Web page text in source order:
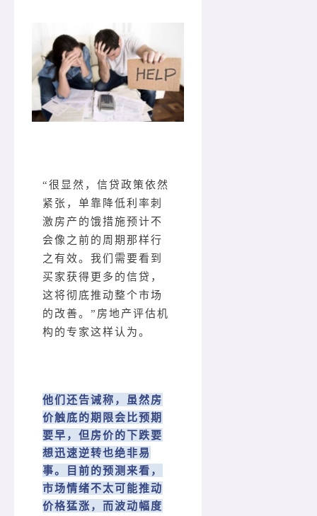
“很显然，信贷政策依然
紧张，单靠降低利率刺
激房产的饿措施预计不
会像之前的周期那样行
之有效。我们需要看到
买家获得更多的信贷，
这将彻底推动整个市场
的改善。”房地产评估机
构的专家这样认为。
他们还告诫称，虽然房
价触底的期限会比预期
要早，但房价的下跌要
想迅速逆转也绝非易
事。目前的预测来看，
市场情绪不太可能推动
价格猛涨，而波动幅度